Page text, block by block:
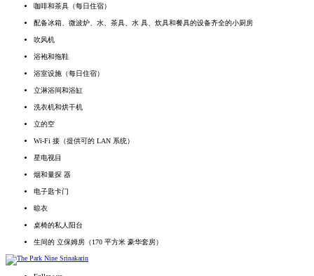
咖啡和茶具（每日住宿）
配备冰箱、微波炉、水、茶具、水 具、炊具和餐具的设备齐全的小厨房
吹风机
浴袍和拖鞋
浴室设施（每日住宿）
立淋浴间和浴缸
洗衣机和烘干机
立的空
Wi-Fi 接（提供可的 LAN 系统）
星电视目
烟和量探 器
电子匙卡门
晾衣
桌椅的私人阳台
生间的 立保姆房（170 平方米 豪华套房）